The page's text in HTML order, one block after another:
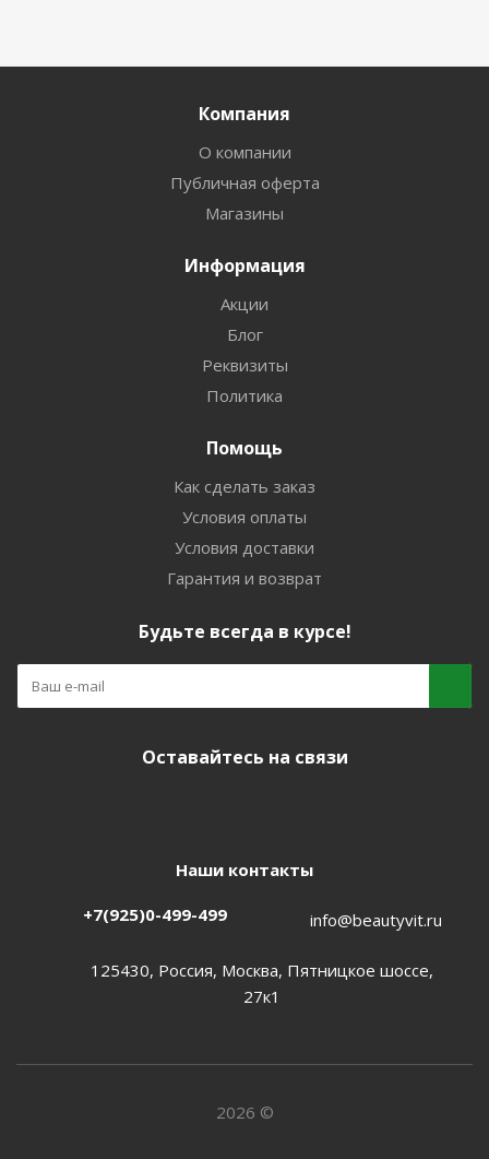
Компания
О компании
Публичная оферта
Магазины
Информация
Акции
Блог
Реквизиты
Политика
Помощь
Как сделать заказ
Условия оплаты
Условия доставки
Гарантия и возврат
Будьте всегда в курсе!
Оставайтесь на связи
Наши контакты
+7(925)0-499-499 info@beautyvit.ru
125430, Россия, Москва, Пятницкое шоссе,
27к1
2026 ©